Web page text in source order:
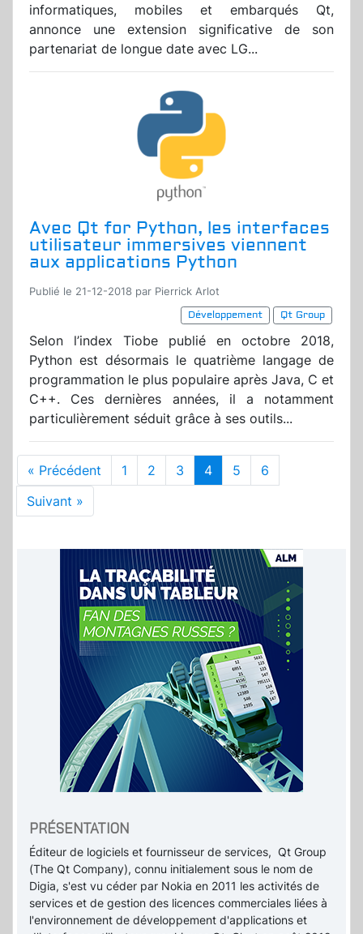
informatiques, mobiles et embarqués Qt,
annonce une extension significative de son
partenariat de longue date avec LG...
Avec Qt for Python, les interfaces
utilisateur immersives viennent
aux applications Python
Publié le 21-12-2018 par Pierrick Arlot
Développement
Qt Group
Selon l’index Tiobe publié en octobre 2018,
Python est désormais le quatrième langage de
programmation le plus populaire après Java, C et
C++. Ces dernières années, il a notamment
particulièrement séduit grâce à ses outils...
« Précédent 1 2 3 4 5
6
Suivant »
PRÉSENTATION
Éditeur de logiciels et fournisseur de services, Qt Group
(The Qt Company), connu initialement sous le nom de
Digia, s'est vu céder par Nokia en 2011 les activités de
services et de gestion des licences commerciales liées à
l'environnement de développement d'applications et